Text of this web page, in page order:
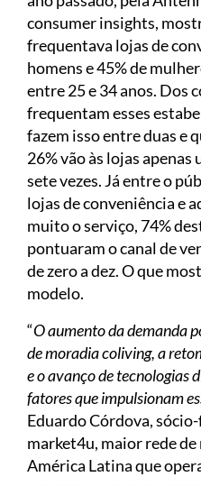
consumer insights,
frequentava lojas de
homens e 45% de
entre 25 e 34 anos. Dos
frequentam esses
fazem isso entre duas e
26% vão às lojas apenas
sete vezes. Já entre o
lojas de conveniência e
muito o serviço, 74%
pontuaram o canal de
de zero a dez. O que
modelo.
“O aumento da demanda
de moradia coliving, a
e o avanço de tecnologias
fatores que impulsionam
Eduardo Córdova,
market4u, maior rede
América Latina que